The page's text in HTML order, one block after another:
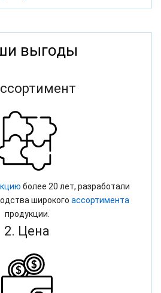
выгоды
более 20 лет, разработали
широкого ассортимента
продукции.
2. Цена